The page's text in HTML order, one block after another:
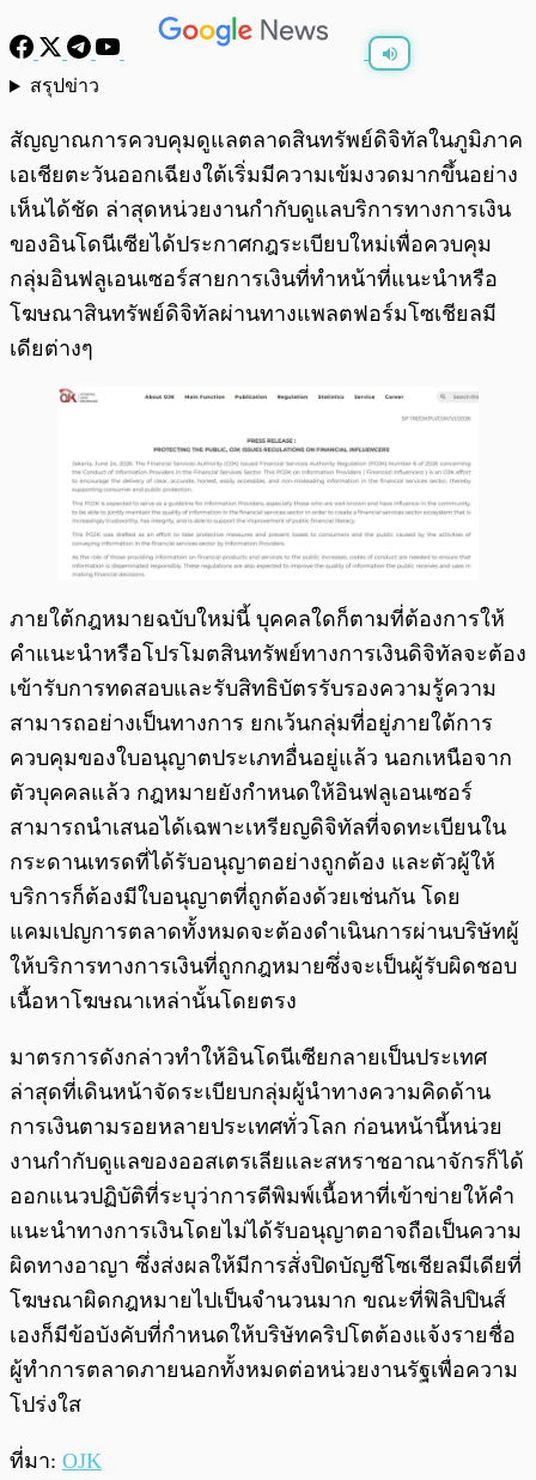
สรุปข่าว
สัญญาณการควบคุมดูแลตลาดสินทรัพย์ดิจิทัลในภูมิภาค
เอเชียตะวันออกเฉียงใต้เริ่มมีความเข้มงวดมากขึ้นอย่าง
เห็นได้ชัด ล่าสุดหน่วยงานกำกับดูแลบริการทางการเงิน
ของอินโดนีเซียได้ประกาศกฎระเบียบใหม่เพื่อควบคุม
กลุ่มอินฟลูเอนเซอร์สายการเงินที่ทำหน้าที่แนะนำหรือ
โฆษณาสินทรัพย์ดิจิทัลผ่านทางแพลตฟอร์มโซเชียลมี
เดียต่างๆ
ภายใต้กฎหมายฉบับใหม่นี้ บุคคลใดก็ตามที่ต้องการให้
คำแนะนำหรือโปรโมตสินทรัพย์ทางการเงินดิจิทัลจะต้อง
เข้ารับการทดสอบและรับสิทธิบัตรรับรองความรู้ความ
สามารถอย่างเป็นทางการ ยกเว้นกลุ่มที่อยู่ภายใต้การ
ควบคุมของใบอนุญาตประเภทอื่นอยู่แล้ว นอกเหนือจาก
ตัวบุคคลแล้ว กฎหมายยังกำหนดให้อินฟลูเอนเซอร์
สามารถนำเสนอได้เฉพาะเหรียญดิจิทัลที่จดทะเบียนใน
กระดานเทรดที่ได้รับอนุญาตอย่างถูกต้อง และตัวผู้ให้
บริการก็ต้องมีใบอนุญาตที่ถูกต้องด้วยเช่นกัน โดย
แคมเปญการตลาดทั้งหมดจะต้องดำเนินการผ่านบริษัทผู้
ให้บริการทางการเงินที่ถูกกฎหมายซึ่งจะเป็นผู้รับผิดชอบ
เนื้อหาโฆษณาเหล่านั้นโดยตรง
มาตรการดังกล่าวทำให้อินโดนีเซียกลายเป็นประเทศ
ล่าสุดที่เดินหน้าจัดระเบียบกลุ่มผู้นำทางความคิดด้าน
การเงินตามรอยหลายประเทศทั่วโลก ก่อนหน้านี้หน่วย
งานกำกับดูแลของออสเตรเลียและสหราชอาณาจักรก็ได้
ออกแนวปฏิบัติที่ระบุว่าการตีพิมพ์เนื้อหาที่เข้าข่ายให้คำ
แนะนำทางการเงินโดยไม่ได้รับอนุญาตอาจถือเป็นความ
ผิดทางอาญา ซึ่งส่งผลให้มีการสั่งปิดบัญชีโซเชียลมีเดียที่
โฆษณาผิดกฎหมายไปเป็นจำนวนมาก ขณะที่ฟิลิปปินส์
เองก็มีข้อบังคับที่กำหนดให้บริษัทคริปโตต้องแจ้งรายชื่อ
ผู้ทำการตลาดภายนอกทั้งหมดต่อหน่วยงานรัฐเพื่อความ
โปร่งใส
ที่มา: OJK